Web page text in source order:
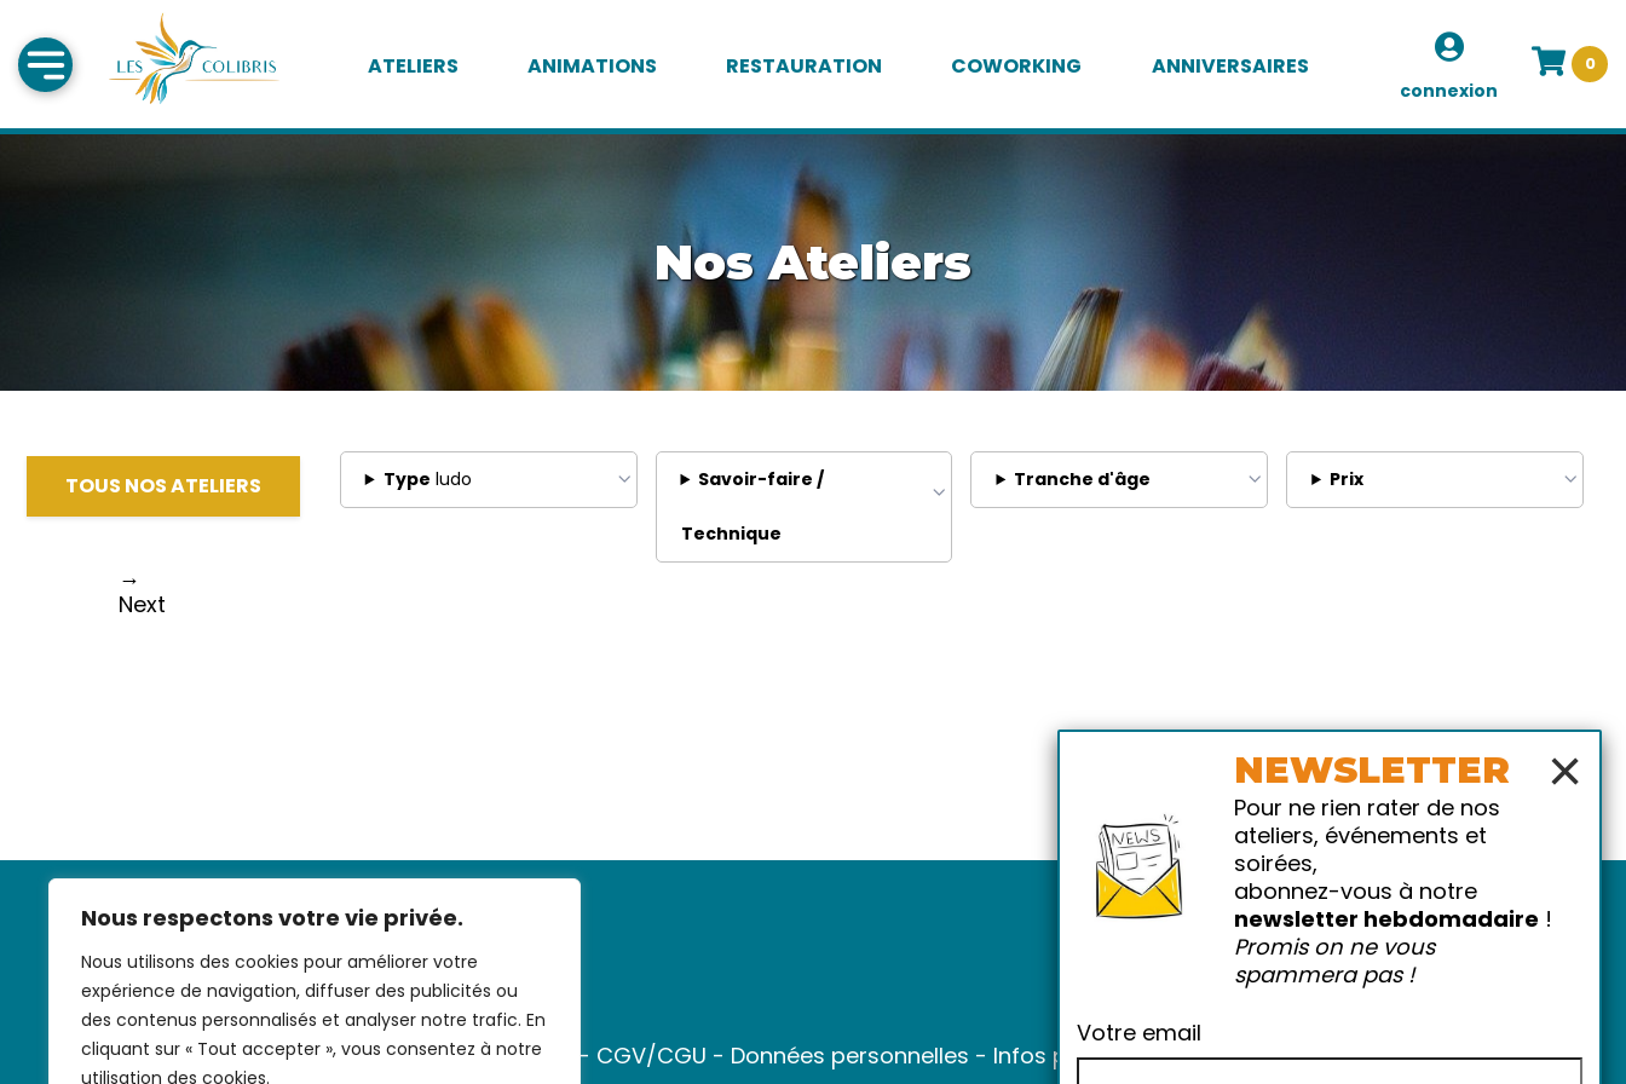
Nous respectons votre vie privée.
Nous utilisons des cookies pour améliorer votre
expérience de navigation, diffuser des publicités ou
des contenus personnalisés et analyser notre trafic. En
cliquant sur « Tout accepter », vous consentez à notre
utilisation des cookies.
ATELIERS ANIMATIONS RESTAURATION COWORKING ANNIVERSAIRES
connexion
0
Nos Ateliers
TOUS NOS ATELIERS Type ludo Savoir-faire /
Technique
Tranche d'âge Prix
→
Next
Nous contacter - CGV/CGU - Données personnelles - Infos pratiques-FAQ
×
NEWSLETTER
Pour ne rien rater de nos
ateliers, événements et
soirées,
abonnez-vous à notre
newsletter hebdomadaire !
Promis on ne vous
spammera pas !
Votre email